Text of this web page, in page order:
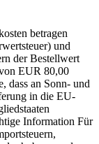
betragen
und
der Bestellwert
EUR 80,00
dass an Sonn- und
in die EU-
Information Für